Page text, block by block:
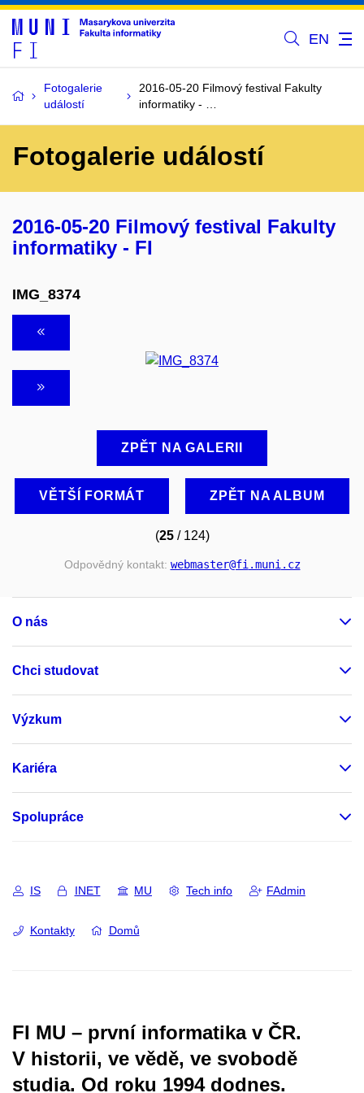
EN
Fotogalerie
událostí
2016-05-20 Filmový festival Fakulty
informatiky - …
Fotogalerie událostí
2016-05-20 Filmový festival Fakulty
informatiky - FI
IMG_8374
ZPĚT NA GALERII
VĚTŠÍ FORMÁT ZPĚT NA ALBUM
(25/ 124)
Odpovědný kontakt: webmaster@fi.muni.cz
O nás
Chci studovat
Výzkum
Kariéra
Spolupráce
IS INET MU Tech info FAdmin
Kontakty Domů
FI MU – první informatika v ČR.
V historii, ve vědě, ve svobodě
studia. Od roku 1994 dodnes.